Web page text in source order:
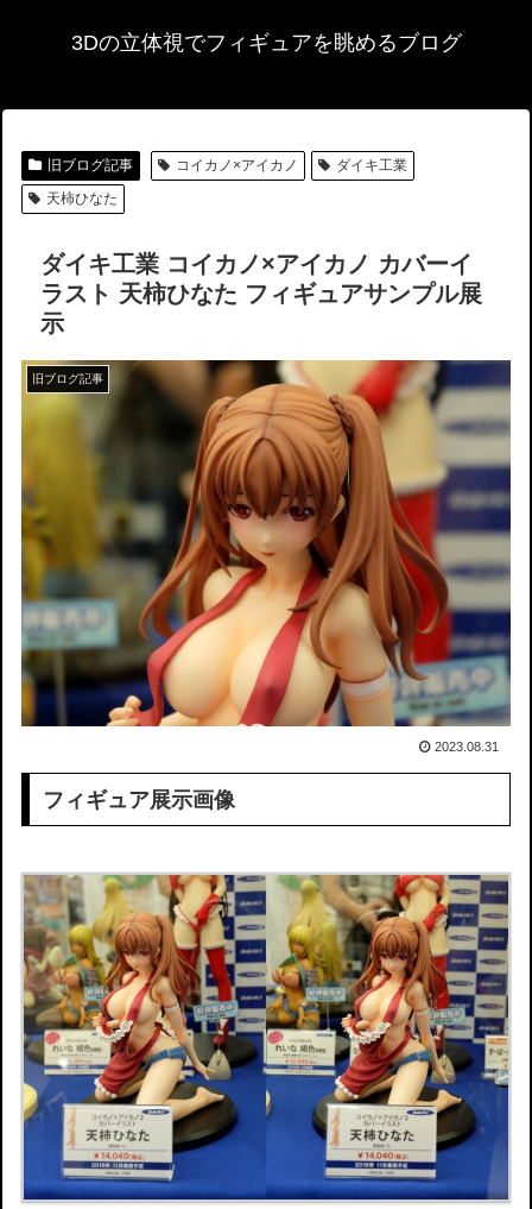
3Dの立体視でフィギュアを眺めるブログ
旧ブログ記事 コイカノ×アイカノ
ダイキ工業
天柿ひなた
ダイキ工業 コイカノ×アイカノ カバーイ
ラスト 天柿ひなた フィギュアサンプル展
示
旧ブログ記事
2023.08.31
フィギュア展示画像